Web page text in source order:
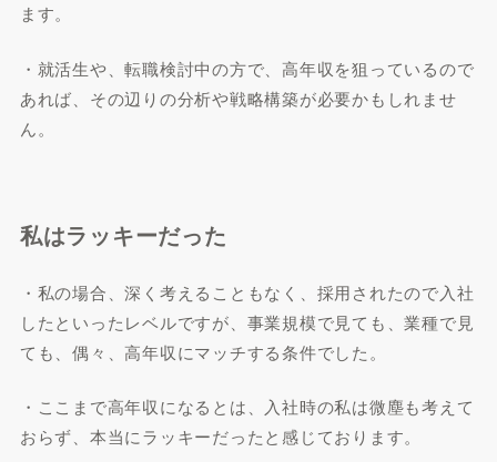
ます。
・就活生や、転職検討中の方で、高年収を狙っているので
あれば、その辺りの分析や戦略構築が必要かもしれませ
ん。
私はラッキーだった
・私の場合、深く考えることもなく、採用されたので入社
したといったレベルですが、事業規模で見ても、業種で見
ても、偶々、高年収にマッチする条件でした。
・ここまで高年収になるとは、入社時の私は微塵も考えて
おらず、本当にラッキーだったと感じております。